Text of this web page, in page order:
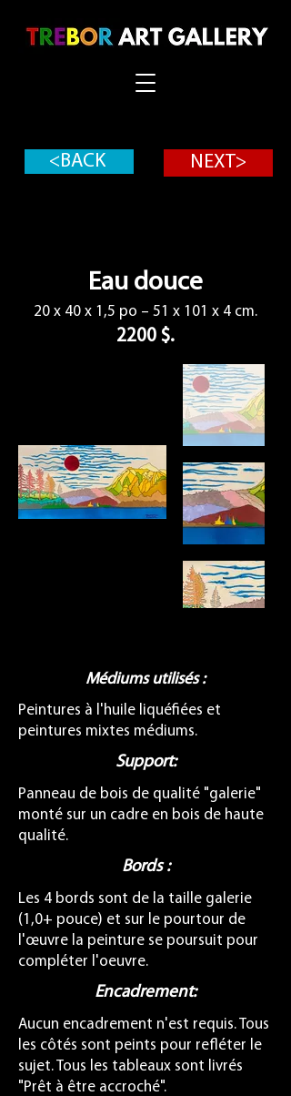
<BACK NEXT>
Eau douce
20 x 40 x 1,5 po – 51 x 101 x 4 cm.
2200 $.
Médiums utilisés :
Peintures à l'huile liquéfiées et
peintures mixtes médiums.
Support:
Panneau de bois de qualité "galerie"
monté sur un cadre en bois de haute
qualité.
Bords :
Les 4 bords sont de la taille galerie
(1,0+ pouce) et sur le pourtour de
l'œuvre la peinture se poursuit pour
compléter l'oeuvre.
Encadrement:
Aucun encadrement n'est requis. Tous
les côtés sont peints pour refléter le
sujet. Tous les tableaux sont livrés
"Prêt à être accroché".